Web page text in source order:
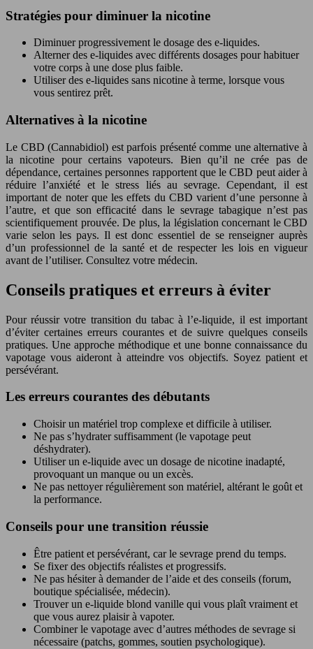
Stratégies pour diminuer la nicotine
Diminuer progressivement le dosage des e-liquides.
Alterner des e-liquides avec différents dosages pour habituer
votre corps à une dose plus faible.
Utiliser des e-liquides sans nicotine à terme, lorsque vous
vous sentirez prêt.
Alternatives à la nicotine
Le CBD (Cannabidiol) est parfois présenté comme une alternative à
la nicotine pour certains vapoteurs. Bien qu’il ne crée pas de
dépendance, certaines personnes rapportent que le CBD peut aider à
réduire l’anxiété et le stress liés au sevrage. Cependant, il est
important de noter que les effets du CBD varient d’une personne à
l’autre, et que son efficacité dans le sevrage tabagique n’est pas
scientifiquement prouvée. De plus, la législation concernant le CBD
varie selon les pays. Il est donc essentiel de se renseigner auprès
d’un professionnel de la santé et de respecter les lois en vigueur
avant de l’utiliser. Consultez votre médecin.
Conseils pratiques et erreurs à éviter
Pour réussir votre transition du tabac à l’e-liquide, il est important
d’éviter certaines erreurs courantes et de suivre quelques conseils
pratiques. Une approche méthodique et une bonne connaissance du
vapotage vous aideront à atteindre vos objectifs. Soyez patient et
persévérant.
Les erreurs courantes des débutants
Choisir un matériel trop complexe et difficile à utiliser.
Ne pas s’hydrater suffisamment (le vapotage peut
déshydrater).
Utiliser un e-liquide avec un dosage de nicotine inadapté,
provoquant un manque ou un excès.
Ne pas nettoyer régulièrement son matériel, altérant le goût et
la performance.
Conseils pour une transition réussie
Être patient et persévérant, car le sevrage prend du temps.
Se fixer des objectifs réalistes et progressifs.
Ne pas hésiter à demander de l’aide et des conseils (forum,
boutique spécialisée, médecin).
Trouver un e-liquide blond vanille qui vous plaît vraiment et
que vous aurez plaisir à vapoter.
Combiner le vapotage avec d’autres méthodes de sevrage si
nécessaire (patchs, gommes, soutien psychologique).